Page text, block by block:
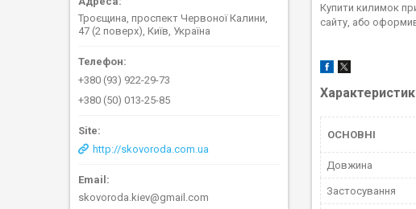
Купити килимок
сайту, або
ОСНОВНІ
Довжина
Застосування
Троєщина, проспект Червоної Калини,
47 (2 поверх), Київ, Україна
+380 (93) 922-29-73
+380 (50) 013-25-85
http://skovoroda.com.ua
skovoroda.kiev@gmail.com